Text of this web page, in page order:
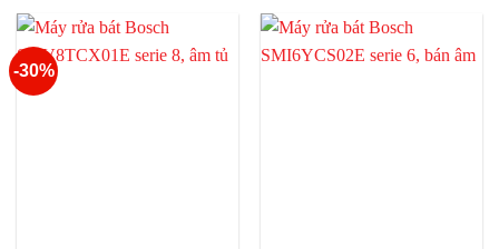
27.690.000 ₫.
-30%